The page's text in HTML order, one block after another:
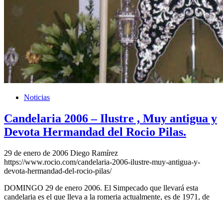
Noticias
Candelaria 2006 – Ilustre , Muy antigua y
Devota Hermandad del Rocio Pilas.
29 de enero de 2006 Diego Ramírez
https://www.rocio.com/candelaria-2006-ilustre-muy-antigua-y-
devota-hermandad-del-rocio-pilas/
DOMINGO 29 de enero 2006. El Simpecado que llevará esta
candelaria es el que lleva a la romeria actualmente, es de 1971, de